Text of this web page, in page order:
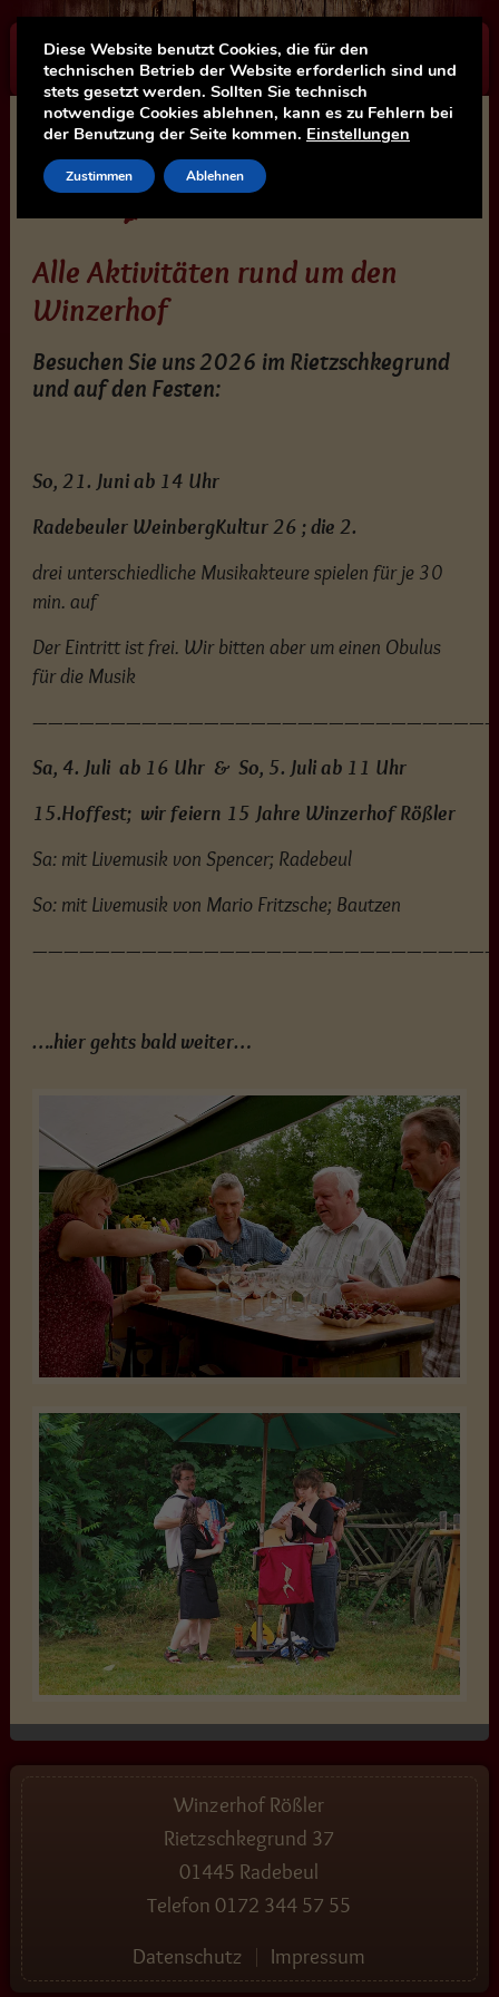
☰
Alle Aktivitäten rund um den
Winzerhof
Besuchen Sie uns 2026 im Rietzschkegrund
und auf den Festen:
So, 21. Juni ab 14 Uhr
Radebeuler WeinbergKultur 26 ; die 2.
drei unterschiedliche Musikakteure spielen für je 30
min. auf
Der Eintritt ist frei. Wir bitten aber um einen Obulus
für die Musik
Sa, 4. Juli ab 16 Uhr & So, 5. Juli ab 11 Uhr
15.Hoffest; wir feiern 15 Jahre Winzerhof Rößler
Sa: mit Livemusik von Spencer; Radebeul
So: mit Livemusik von Mario Fritzsche; Bautzen
….hier gehts bald weiter…
Winzerhof Rößler
Rietzschkegrund 37
01445 Radebeul
Telefon0172 344 57 55
Datenschutz
Impressum
Diese Website benutzt Cookies, die für den
technischen Betrieb der Website erforderlich sind und
stets gesetzt werden. Sollten Sie technisch
notwendige Cookies ablehnen, kann es zu Fehlern bei
der Benutzung der Seite kommen. Einstellungen
Zustimmen Ablehnen